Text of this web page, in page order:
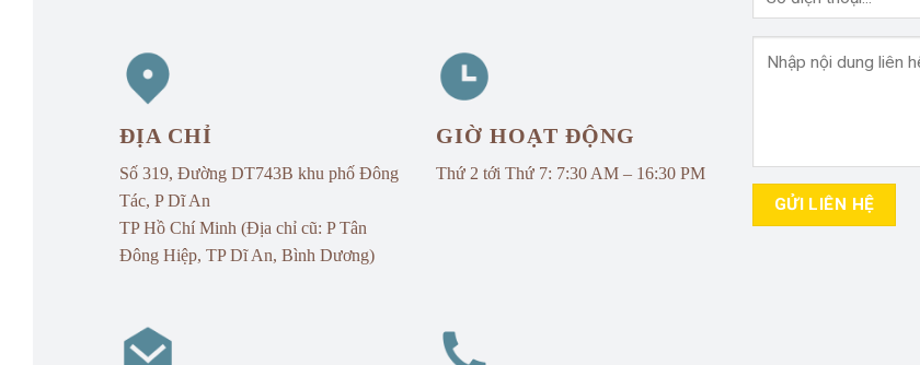
ĐỊA CHỈ
Số 319, Đường DT743B khu phố Đông
Tác, P Dĩ An
TP Hồ Chí Minh (Địa chỉ cũ: P Tân
Đông Hiệp, TP Dĩ An, Bình Dương)
GIỜ HOẠT ĐỘNG
Thứ 2 tới Thứ 7: 7:30 AM – 16:30 PM